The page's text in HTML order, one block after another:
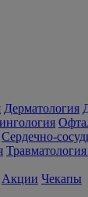
Дерматология
Сердечно-
Акции Чекапы